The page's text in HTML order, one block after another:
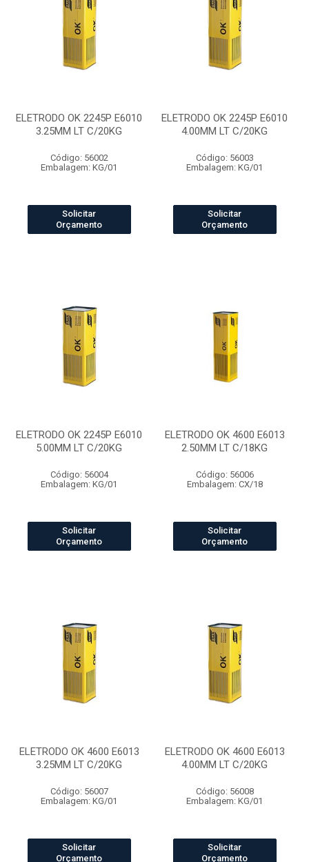
ELETRODO OK 2245P E6010
3.25MM LT C/20KG
Código: 56002
Embalagem: KG/01
Solicitar
Orçamento
ELETRODO OK 2245P E6010
4.00MM LT C/20KG
Código: 56003
Embalagem: KG/01
Solicitar
Orçamento
ELETRODO OK 2245P E6010
5.00MM LT C/20KG
Código: 56004
Embalagem: KG/01
Solicitar
Orçamento
ELETRODO OK 4600 E6013
2.50MM LT C/18KG
Código: 56006
Embalagem: CX/18
Solicitar
Orçamento
ELETRODO OK 4600 E6013
3.25MM LT C/20KG
Código: 56007
Embalagem: KG/01
Solicitar
Orçamento
ELETRODO OK 4600 E6013
4.00MM LT C/20KG
Código: 56008
Embalagem: KG/01
Solicitar
Orçamento